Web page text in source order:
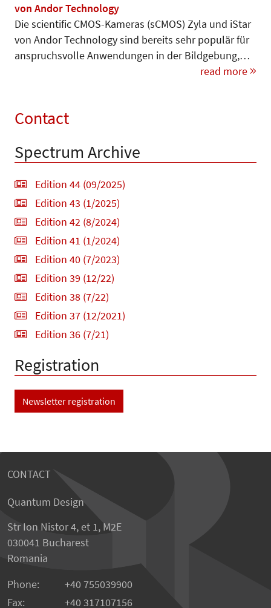
von Andor Technology
Die scientific CMOS-Ka­me­­ras (sCMOS) Zyla und iStar
von Andor Technology sind bereits sehr populär für
anspruchsvolle Anwendungen in der Bildgebung,…
read more
Contact
Spectrum Archive
Edition 44 (09/2025)
Edition 43 (1/2025)
Edition 42 (8/2024)
Edition 41 (1/2024)
Edition 40 (7/2023)
Edition 39 (12/22)
Edition 38 (7/22)
Edition 37 (12/2021)
Edition 36 (7/21)
Registration
Newsletter registration
CONTACT
Quantum Design
Str Ion Nistor 4, et 1, M2E
030041 Bucharest
Romania
Phone:
+40 755039900
Fax:
+40 317107156